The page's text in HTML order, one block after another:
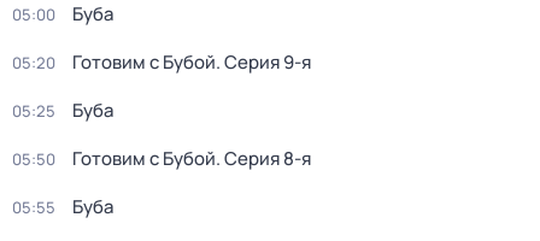
05:00 Буба
05:20 Готовим с Бубой. Серия 9-я
05:25 Буба
05:50 Готовим с Бубой. Серия 8-я
05:55 Буба